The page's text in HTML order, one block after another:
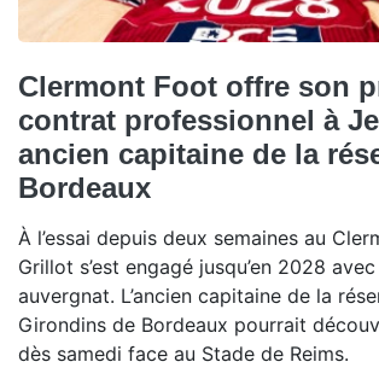
Clermont Foot offre son
contrat professionnel à
ancien capitaine de la
Bordeaux
À l’essai depuis deux semaines au
Grillot s’est engagé jusqu’en 2028
auvergnat. L’ancien capitaine de la
Girondins de Bordeaux pourrait
dès samedi face au Stade de Reims.